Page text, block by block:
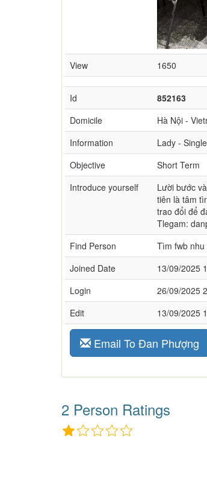
View 1650
Id
852163
Domicile
Hà Nội -
Information
Lady -
Objective
Short Term
Introduce yourself
Lười bước
tiên là tâm
trao đổi để
Tlegam:
Find Person
Tìm fwb
Joined Date
13/09/2025
Login
26/09/2025
Edit
13/09/2025
Email To Đan Phượng
2 Person Ratings